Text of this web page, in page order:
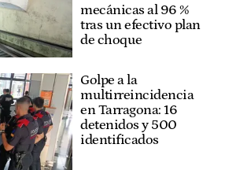
mecánicas al 96 %
tras un efectivo plan
de choque
Golpe a la
multirreincidencia
en Tarragona: 16
detenidos y 500
identificados